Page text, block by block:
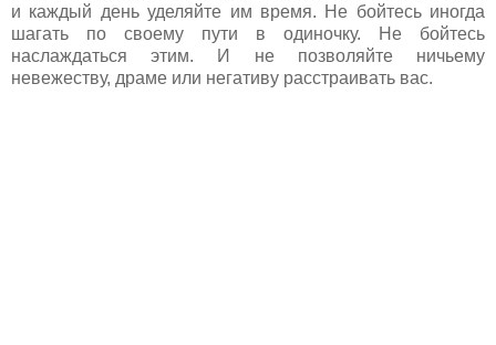
и каждый день уделяйте им время. Не бойтесь иногда
шагать по своему пути в одиночку. Не бойтесь
наслаждаться этим. И не позволяйте ничьему
невежеству, драме или негативу расстраивать вас.